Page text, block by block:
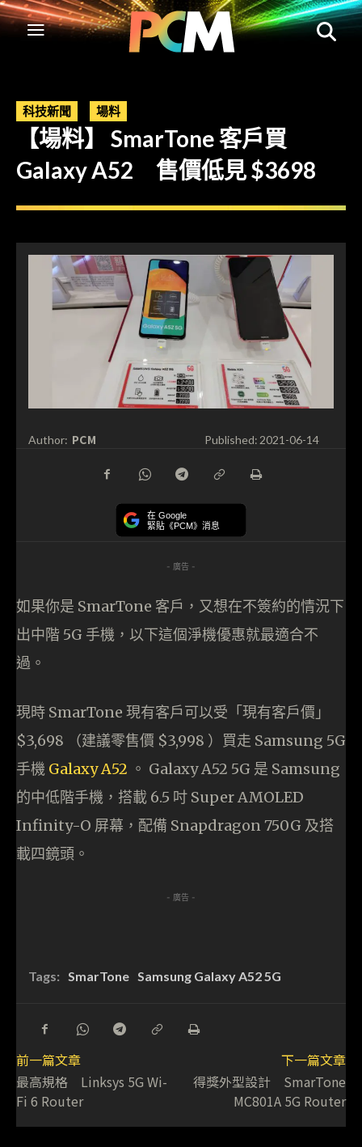
科技新聞 場料
【場料】 SmarTone 客戶買
Galaxy A52 售價低見 $3698
Author: PCM Published:2021-06-14
在 Google
緊貼《PCM》消息
- 廣告 -
如果你是 SmarTone 客戶，又想在不簽約的情況下
出中階 5G 手機，以下這個淨機優惠就最適合不
過。
現時 SmarTone 現有客戶可以受「現有客戶價」
$3,698 （建議零售價 $3,998 ）買走 Samsung 5G
手機 Galaxy A52 。 Galaxy A52 5G 是 Samsung
的中低階手機，搭載 6.5 吋 Super AMOLED
Infinity-O 屏幕，配備 Snapdragon 750G 及搭
載四鏡頭。
- 廣告 -
Tags: SmarTone Samsung Galaxy A52 5G
前一篇文章
最高規格 Linksys 5G Wi-
Fi 6 Router
下一篇文章
得獎外型設計 SmarTone
MC801A 5G Router